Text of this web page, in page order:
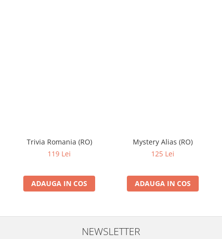
Trivia Romania (RO)
119 Lei
ADAUGA IN COS
Mystery Alias (RO)
125 Lei
ADAUGA IN COS
NEWSLETTER